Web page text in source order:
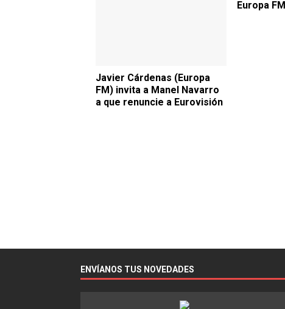
Javier Cárdenas (Europa
FM) invita a Manel Navarro
a que renuncie a Eurovisión
Europa FM
ENVÍANOS TUS NOVEDADES